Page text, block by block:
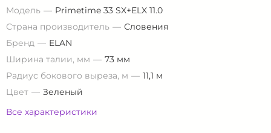
Модель
Primetime 33 SX+ELX 11.0
Страна производитель
Словения
Бренд
ELAN
Ширина талии, мм
73 мм
Радиус бокового выреза, м
11,1 м
Цвет
Зеленый
Все характеристики